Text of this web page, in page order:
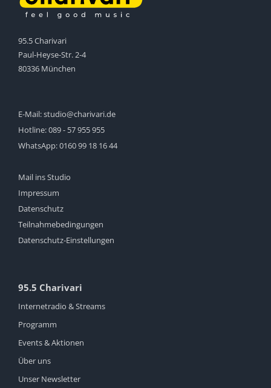
95.5 Charivari
Paul-Heyse-Str. 2-4
80336 München
E-Mail:studio@charivari.de
Hotline:089 - 57 955 955
WhatsApp:0160 99 18 16 44
Mail ins Studio
Impressum
Datenschutz
Teilnahmebedingungen
Datenschutz-Einstellungen
95.5 Charivari
Internetradio & Streams
Programm
Events & Aktionen
Über uns
Unser Newsletter